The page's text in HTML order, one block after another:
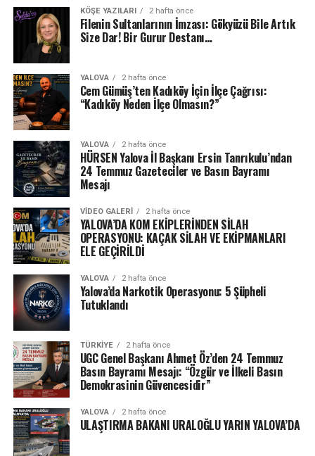
KÖŞE YAZILARI 2 hafta önce
Filenin Sultanlarının İmzası: Gökyüzü Bile Artık
Size Dar! Bir Gurur Destanı…
YALOVA 2 hafta önce
Cem Gümüş’ten Kadıköy İçin İlçe Çağrısı:
“Kadıköy Neden İlçe Olmasın?”
YALOVA 2 hafta önce
HÜRSEN Yalova İl Başkanı Ersin Tanrıkulu’ndan
24 Temmuz Gazeteciler ve Basın Bayramı
Mesajı
VIDEO GALERI 2 hafta önce
YALOVA’DA KOM EKİPLERİNDEN SİLAH
OPERASYONU: KAÇAK SİLAH VE EKİPMANLARI
ELE GEÇİRİLDİ
YALOVA 2 hafta önce
Yalova’da Narkotik Operasyonu: 5 Şüpheli
Tutuklandı
TÜRKIYE 2 hafta önce
UGC Genel Başkanı Ahmet Öz’den 24 Temmuz
Basın Bayramı Mesajı: “Özgür ve İlkeli Basın
Demokrasinin Güvencesidir”
YALOVA 2 hafta önce
ULAŞTIRMA BAKANI URALOĞLU YARIN YALOVA’DA